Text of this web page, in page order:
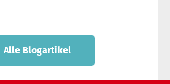
Alle Blogartikel